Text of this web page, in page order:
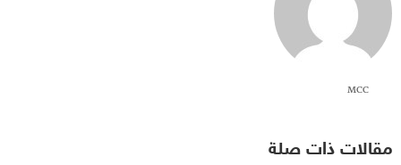
MCC
مقالات ذات صلة